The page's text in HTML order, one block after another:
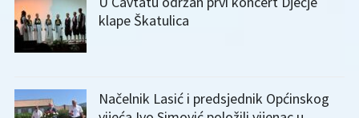
klape Škatulica
Načelnik Lasić i predsjednik Općinskog